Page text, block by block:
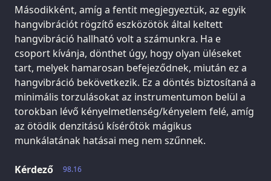
Másodikként, amíg a fentit megjegyeztük, az egyik
hangvibrációt rögzítő eszközötök által keltett
hangvibráció hallható volt a számunkra. Ha e
csoport kívánja, dönthet úgy, hogy olyan üléseket
tart, melyek hamarosan befejeződnek, miután ez a
hangvibráció bekövetkezik. Ez a döntés biztosítaná a
minimális torzulásokat az instrumentumon belül a
torokban lévő kényelmetlenség/kényelem felé, amíg
az ötödik denzitású kísérőtök mágikus
munkálatának hatásai meg nem szűnnek.
98.16
Kérdező